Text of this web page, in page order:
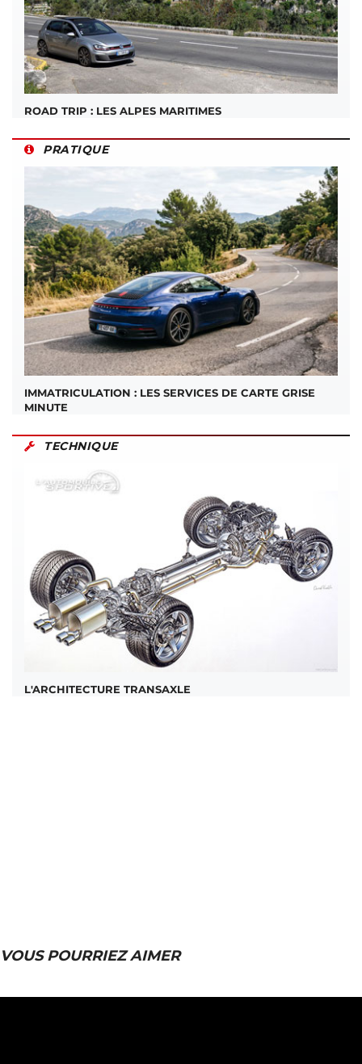
ROAD TRIP : LES ALPES MARITIMES
PRATIQUE
IMMATRICULATION : LES SERVICES DE CARTE GRISE
MINUTE
TECHNIQUE
L'ARCHITECTURE TRANSAXLE
VOUS POURRIEZ AIMER